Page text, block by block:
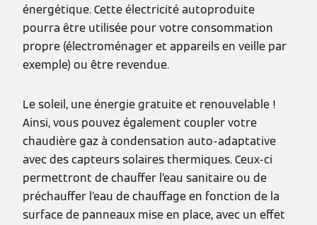
énergétique. Cette électricité autoproduite
pourra être utilisée pour votre consommation
propre (électroménager et appareils en veille par
exemple) ou être revendue.
Le soleil, une énergie gratuite et renouvelable !
Ainsi, vous pouvez également coupler votre
chaudière gaz à condensation auto-adaptative
avec des capteurs solaires thermiques. Ceux-ci
permettront de chauffer l’eau sanitaire ou de
préchauffer l’eau de chauffage en fonction de la
surface de panneaux mise en place, avec un effet